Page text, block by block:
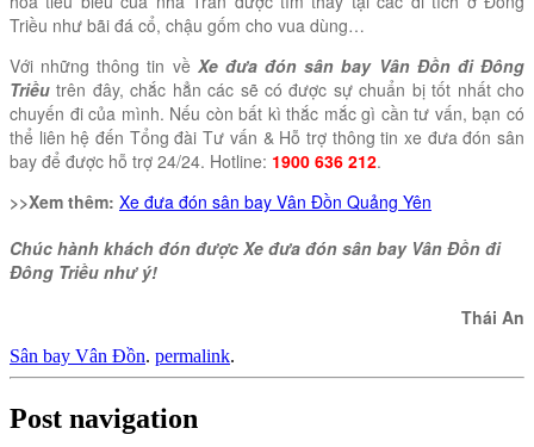
Triều như bãi đá cổ, chậu gốm cho vua dùng…
Với những thông tin về Xe đưa đón sân bay Vân Đồn đi Đông
Triều trên đây, chắc hẳn các sẽ có được sự chuẩn bị tốt nhất cho
chuyến đi của mình. Nếu còn bất kì thắc mắc gì cần tư vấn, bạn có
thể liên hệ đến Tổng đài Tư vấn & Hỗ trợ thông tin xe đưa đón sân
bay để được hỗ trợ 24/24. Hotline: 1900 636 212.
>>Xem thêm: Xe đưa đón sân bay Vân Đồn Quảng Yên
Chúc hành khách đón được Xe đưa đón sân bay Vân Đồn đi
Đông Triều như ý!
Thái An
Sân bay Vân Đồn. permalink.
Post navigation